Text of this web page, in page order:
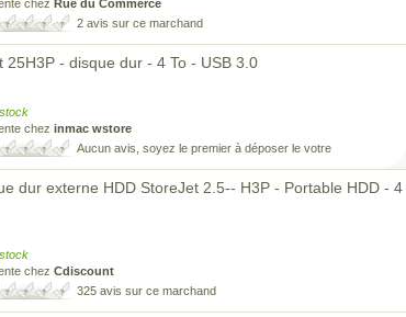
chez Rue du Commerce
2 avis sur ce marchand
25H3P - disque dur - 4 To - USB 3.0
chez inmac wstore
Aucun avis, soyez le premier à déposer le votre
dur externe HDD StoreJet 2.5-- H3P - Portable HDD - 4
chez Cdiscount
325 avis sur ce marchand